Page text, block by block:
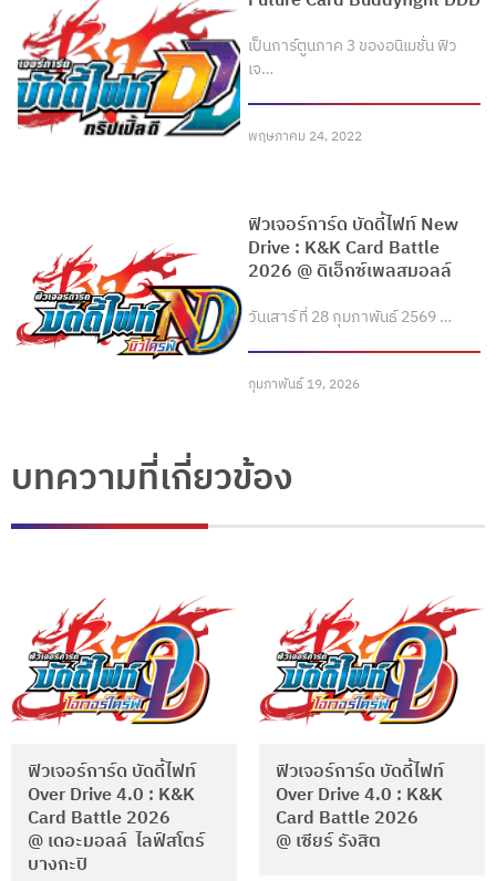
เป็นการ์ตูนภาค 3 ของอนิเมชั่น ฟิว
เจ…
พฤษภาคม 24, 2022
ฟิวเจอร์การ์ด บัดดี้ไฟท์ New
Drive : K&K Card Battle
2026 @ ดิเอ็กซ์เพลสมอลล์
วันเสาร์ ที่ 28 กุมภาพันธ์ 2569 …
กุมภาพันธ์ 19, 2026
บทความที่เกี่ยวข้อง
ฟิวเจอร์การ์ด บัดดี้ไฟท์
Over Drive 4.0 : K&K
Card Battle 2026
@ เดอะมอลล์ ไลฟ์สโตร์
บางกะปิ
ฟิวเจอร์การ์ด บัดดี้ไฟท์
Over Drive 4.0 : K&K
Card Battle 2026
@ เซียร์ รังสิต